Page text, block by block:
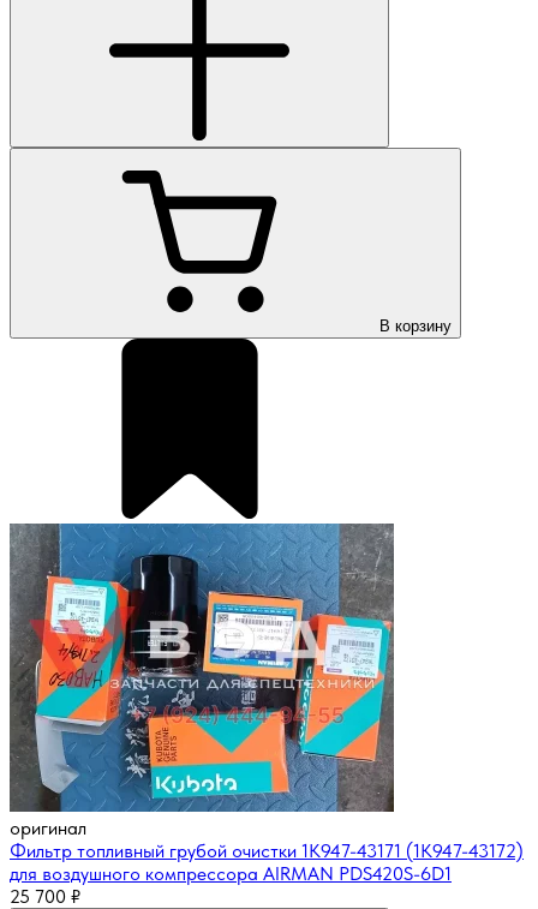
В корзину
оригинал
Фильтр топливный грубой очистки 1K947-43171 (1K947-43172)
для воздушного компрессора AIRMAN PDS420S-6D1
25 700 ₽